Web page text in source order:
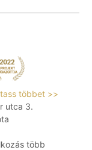
többet >>
utca 3.
több